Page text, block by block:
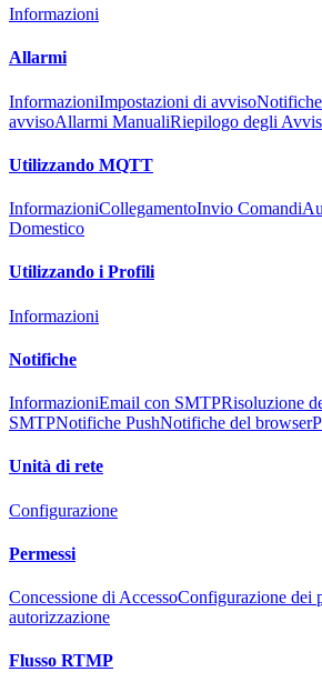
Informazioni
Allarmi
InformazioniImpostazioni di avviso
avvisoAllarmi ManualiRiepilogo degli
Utilizzando MQTT
InformazioniCollegamentoInvio Comandi
Domestico
Utilizzando i Profili
Informazioni
Notifiche
InformazioniEmail con SMTPRisoluzione
SMTPNotifiche PushNotifiche del browser
Unità di rete
Configurazione
Permessi
Concessione di AccessoConfigurazione dei
autorizzazione
Flusso RTMP